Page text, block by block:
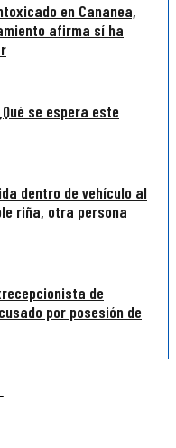
en Cananea,
afirma sí ha
se espera este
dentro de vehículo al
riña, otra persona
de
por posesión de